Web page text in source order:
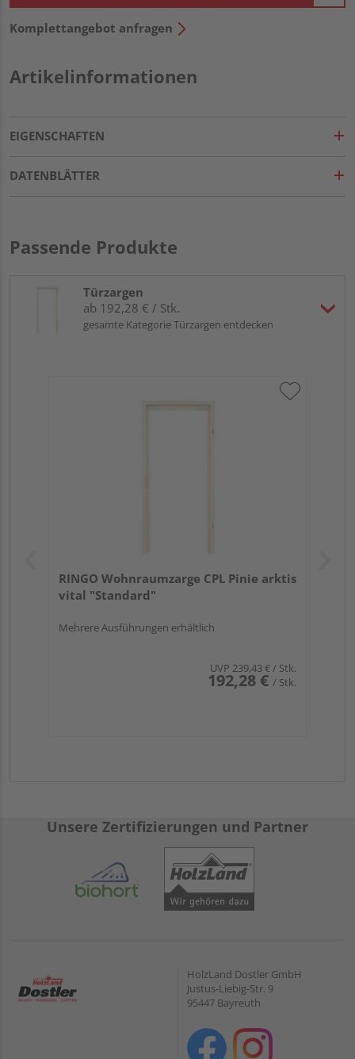
Komplettangebot anfragen
Artikelinformationen
EIGENSCHAFTEN
DATENBLÄTTER
Passende Produkte
Türzargen
ab 192,28 € / Stk.
gesamte Kategorie Türzargen entdecken
RINGO Wohnraumzarge CPL Pinie arktis
vital "Standard"
Mehrere Ausführungen erhältlich
UVP 239,43 €/ Stk.
192,28 € / Stk.
Unsere Zertifizierungen und Partner
HolzLand Dostler GmbH
Justus-Liebig-Str. 9
95447 Bayreuth